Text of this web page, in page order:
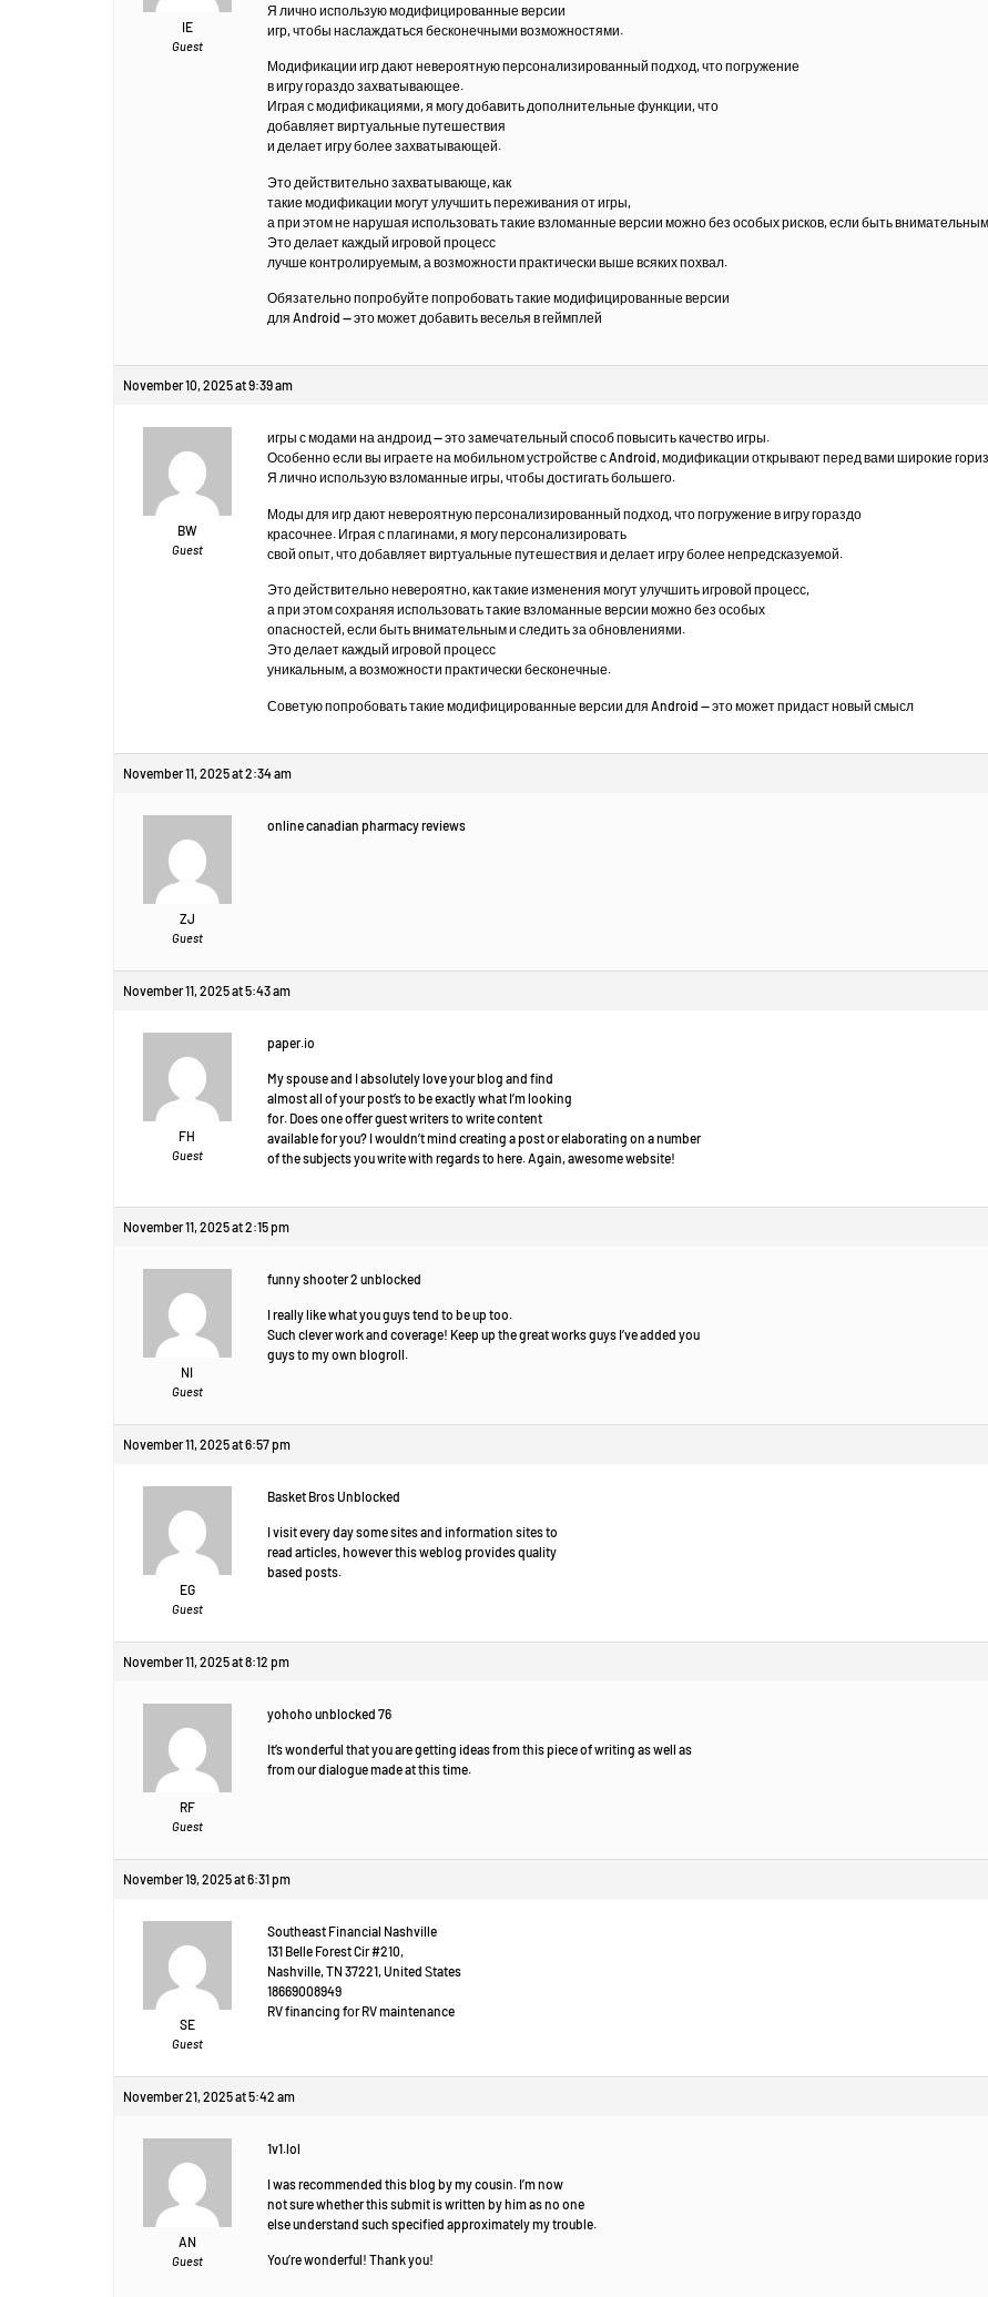
IE
Guest
Я лично использую модифицированные версии
игр, чтобы наслаждаться бесконечными возможностями.
Модификации игр дают невероятную персонализированный подход, что погружение
в игру гораздо захватывающее.
Играя с модификациями, я могу добавить дополнительные функции, что
добавляет виртуальные путешествия
и делает игру более захватывающей.
Это действительно захватывающе, как
такие модификации могут улучшить переживания от игры,
а при этом не нарушая использовать такие взломанные версии можно без особых рисков, если быть
Это делает каждый игровой процесс
лучше контролируемым, а возможности практически выше всяких похвал.
Обязательно попробуйте попробовать такие модифицированные версии
для Android — это может добавить веселья в геймплей
November 10, 2025 at 9:39 am
BW
Guest
игры с модами на андроид — это замечательный способ повысить качество игры.
Особенно если вы играете на мобильном устройстве с Android, модификации открывают перед вами широкие
Я лично использую взломанные игры, чтобы достигать большего.
Моды для игр дают невероятную персонализированный подход, что погружение в игру гораздо
красочнее. Играя с плагинами, я могу персонализировать
свой опыт, что добавляет виртуальные путешествия и делает игру более непредсказуемой.
Это действительно невероятно, как такие изменения могут улучшить игровой процесс,
а при этом сохраняя использовать такие взломанные версии можно без особых
опасностей, если быть внимательным и следить за обновлениями.
Это делает каждый игровой процесс
уникальным, а возможности практически бесконечные.
Советую попробовать такие модифицированные версии для Android — это может придаст новый смысл
November 11, 2025 at 2:34 am
ZJ
Guest
online canadian pharmacy reviews
November 11, 2025 at 5:43 am
FH
Guest
paper.io
My spouse and I absolutely love your blog and find
almost all of your post’s to be exactly what I’m looking
for. Does one offer guest writers to write content
available for you? I wouldn’t mind creating a post or elaborating on a number
of the subjects you write with regards to here. Again, awesome website!
November 11, 2025 at 2:15 pm
NI
Guest
funny shooter 2 unblocked
I really like what you guys tend to be up too.
Such clever work and coverage! Keep up the great works guys I’ve added you
guys to my own blogroll.
November 11, 2025 at 6:57 pm
EG
Guest
Basket Bros Unblocked
I visit every day some sites and information sites to
read articles, however this weblog provides quality
based posts.
November 11, 2025 at 8:12 pm
RF
Guest
yohoho unblocked 76
It’s wonderful that you are getting ideas from this piece of writing as well as
from our dialogue made at this time.
November 19, 2025 at 6:31 pm
SE
Guest
Southeast Financial Nashville
131 Belle Forest Cir #210,
Nashville, TN 37221, United Ꮪtates
18669008949
RV financing fоr RV maintenance
November 21, 2025 at 5:42 am
AN
Guest
1v1.lol
I was recommended this blog by my cousin. I’m now
not sure whether this submit is written by him as no one
else understand such specified approximately my trouble.
You’re wonderful! Thank you!